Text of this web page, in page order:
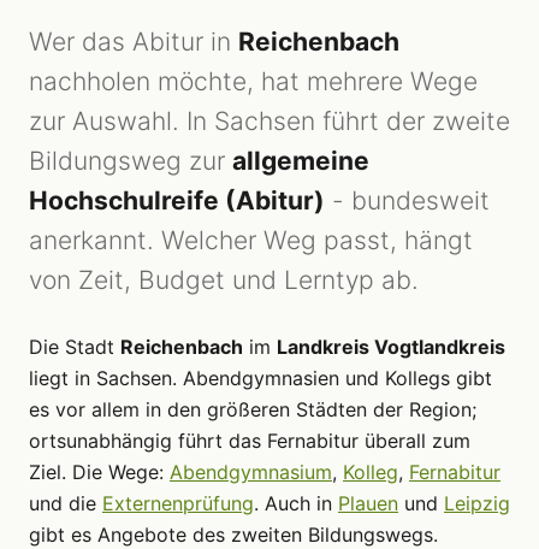
Wer das Abitur in Reichenbach
nachholen möchte, hat mehrere Wege
zur Auswahl. In Sachsen führt der zweite
Bildungsweg zur allgemeine
Hochschulreife (Abitur) - bundesweit
anerkannt. Welcher Weg passt, hängt
von Zeit, Budget und Lerntyp ab.
Die Stadt Reichenbach im Landkreis Vogtlandkreis
liegt in Sachsen. Abendgymnasien und Kollegs gibt
es vor allem in den größeren Städten der Region;
ortsunabhängig führt das Fernabitur überall zum
Ziel. Die Wege: Abendgymnasium, Kolleg, Fernabitur
und die Externenprüfung. Auch in Plauen und Leipzig
gibt es Angebote des zweiten Bildungswegs.